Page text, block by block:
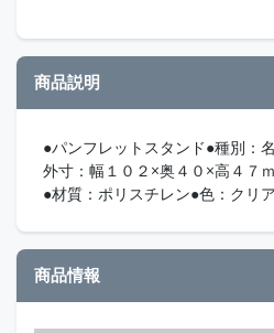
商品説明
●パンフレットスタンド●種別：
外寸：幅１０２×奥４０×高４７
●材質：ポリスチレン●色：クリア
商品情報